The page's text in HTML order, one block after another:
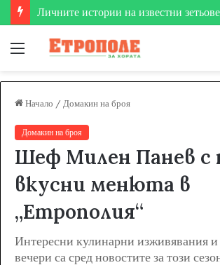
Личните истории на известни
Меню
Начало / Домакин на броя
Домакин на броя
Шеф Милен Панев с
вкусни менюта в
„Етрополия“
Интересни кулинарни изживявания и
вечери са сред новостите за този